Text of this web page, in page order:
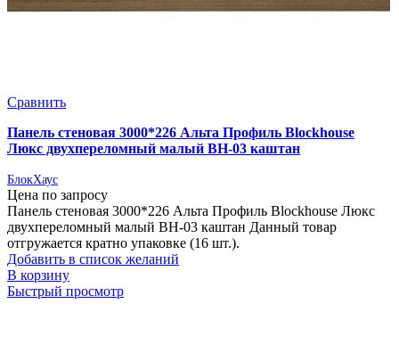
Сравнить
Панель стеновая 3000*226 Альта Профиль Blockhouse
Люкс двухпереломный малый ВН-03 каштан
БлокХаус
Цена по запросу
Панель стеновая 3000*226 Альта Профиль Blockhouse Люкс
двухпереломный малый ВН-03 каштан Данный товар
отгружается кратно упаковке (16 шт.).
Добавить в список желаний
В корзину
Быстрый просмотр